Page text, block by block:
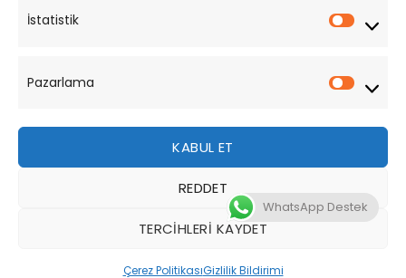
İstatistik
Pazarlama
KABUL ET
REDDET
TERCIHLERI KAYDET
Çerez PolitikasıGizlilik Bildirimi
Sipariş Takibi
Bu site, size daha iyi bir tarama deneyimi sunmak için
çerezler kullanmaktadır. Bu web sitesinde gezinerek,
çerez kullanımımızı kabul etmiş olursunuz.
DAHA FAZLA BILGI KABUL ET
WhatsApp Destek